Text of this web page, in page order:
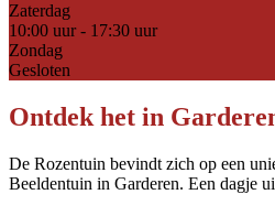
Zaterdag
10:00 uur - 17:30 uur
Zondag
Gesloten
Ontdek het in
De Rozentuin bevindt zich op een
Beeldentuin in Garderen. Een dagje